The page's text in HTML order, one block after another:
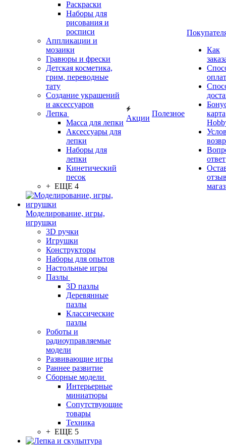
Раскраски
Наборы для
рисования и
росписи
Аппликации и
мозаики
Гравюры и фрески
Детская косметика,
грим, переводные
тату
Создание украшений
и аксессуаров
Лепка
Масса для лепки
Аксессуары для
лепки
Наборы для
лепки
Кинетический
песок
+ ЕЩЕ 4
Моделирование, игры,
игрушки
3D ручки
Игрушки
Конструкторы
Наборы для опытов
Настольные игры
Пазлы
3D пазлы
Деревянные
пазлы
Классические
пазлы
Роботы и
радиоуправляемые
модели
Развивающие игры
Раннее развитие
Сборные модели
Интерьерные
миниатюры
Сопутствующие
товары
Техника
+ ЕЩЕ 5
Акции
Полезное
Как
карта
ответ